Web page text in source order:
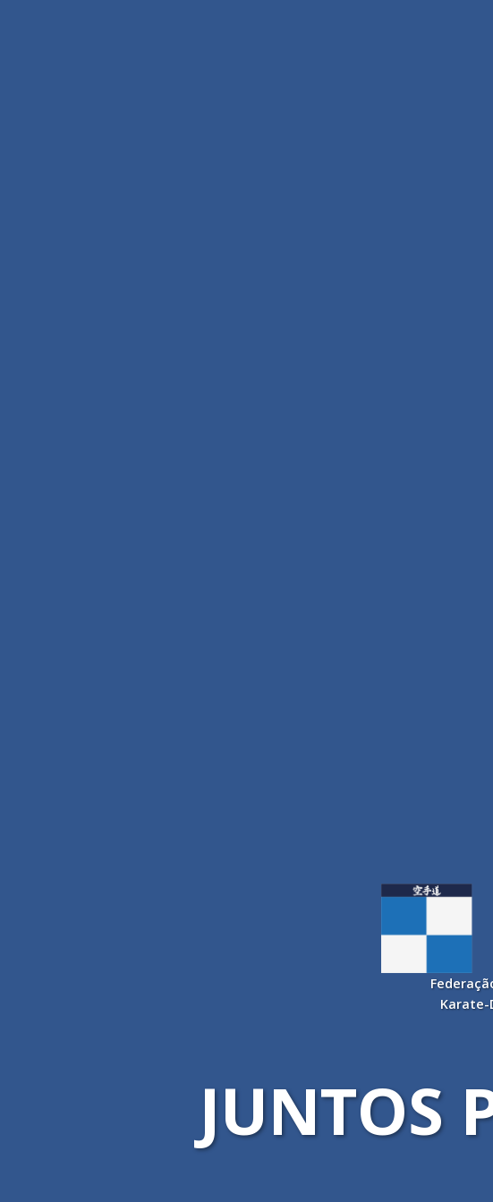
JUNTOS